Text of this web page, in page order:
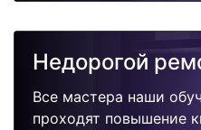
Недорогой
Все мастера наши
проходят повышение